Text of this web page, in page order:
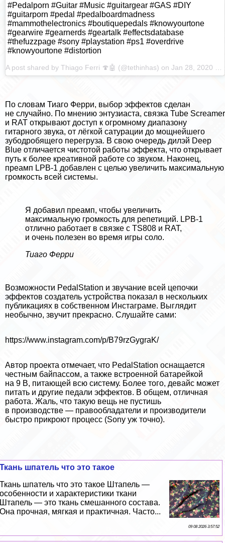
#Pedalроrn #Guitar #Music #guitargear #GAS #DIY
#guitarроrn #pedal #pedalboardmadness
#mammothelectronics #boutiquepedals #knowyourtone
#gearwire #gearnerds #geartalk #effectsdatabase
#thefuzzpage #sony #playstation #ps1 #overdrive
#knowyourtone #distortion
A post shared by Thiago Ferri 🍄🤖 (@tethinhas) on Jan 28, 2020 at 8:49am PST
По словам Тиаго Ферри, выбор эффектов сделан
не случайно. По мнению энтузиаста, связка Tube Screamer
и RAT открывают доступ к огромному диапазону
гитарного звука, от лёгкой сатурации до мощнейшего
зубодробящего перегруза. В свою очередь дилэй Deep
Blue отличается чистотой работы эффекта, что открывает
путь к более креативной работе со звуком. Наконец,
преамп LPB-1 добавлен с целью увеличить максимальную
громкость всей системы.
Я добавил преамп, чтобы увеличить
максимальную громкость для репетиций. LPB-1
отлично работает в связке с TS808 и RAT,
и очень полезен во время игры соло.
Тиаго Ферри
Возможности PedalStation и звучание всей цепочки
эффектов создатель устройства показал в нескольких
публикациях в собственном Инстаграме. Выглядит
необычно, звучит прекрасно. Слушайте сами:
https://www.instagram.com/p/B79rzGygraK/
Автор проекта отмечает, что PedalStation оснащается
честным байпассом, а также встроенной батарейкой
на 9 В, питающей всю систему. Более того, девайс может
питать и другие педали эффектов. В общем, отличная
работа. Жаль, что такую вещь не пустишь
в производстве — правообладатели и производители
быстро прикроют процесс (Sony уж точно).
Ткань шпатель что это такое
Ткань шпатель что это такое Штапель —
особенности и хаpaктеристики ткани
Штапель — это ткань смешанного состава.
Она прочная, мягкая и пpaктичная. Часто...
09 08 2026 3:57:52